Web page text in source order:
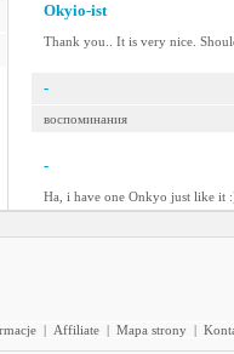
Okyio-ist
Thank you.. It is very nice.
-
воспоминания
-
Ha, i have one Onkyo just like it
| Affiliate | Mapa strony |